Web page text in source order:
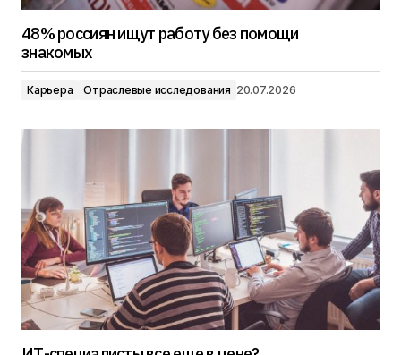
48% россиян ищут работу без помощи
знакомых
Карьера Отраслевые исследования 20.07.2026